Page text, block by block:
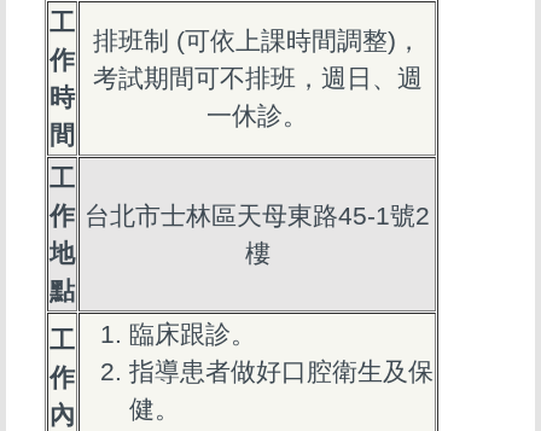
工
作
時
間
排班制 (可依上課時間調整)，
考試期間可不排班，週日、週
一休診。
工
作
地
點
台北市士林區天母東路45-1號2
樓
工
作
內
臨床跟診。
指導患者做好口腔衛生及保
健。